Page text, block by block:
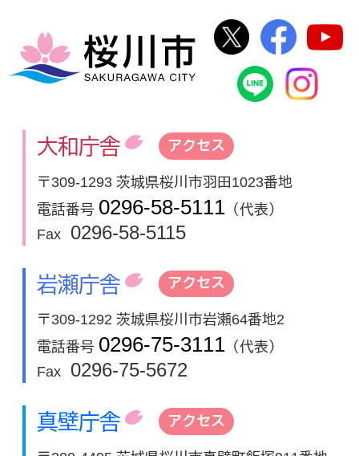
桜川市
桜川市公式
桜川
桜川市公
大和庁舎 アクセス
〒309-1293 茨城県桜川市羽田1023番地
電話番号 0296-58-5111 （代表）
Fax
0296-58-5115
岩瀬庁舎 アクセス
〒309-1292 茨城県桜川市岩瀬64番地2
電話番号 0296-75-3111 （代表）
Fax
0296-75-5672
真壁庁舎 アクセス